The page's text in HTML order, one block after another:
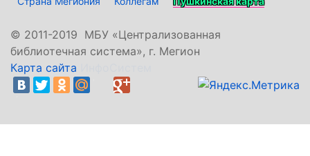
© 2011-2019 МБУ «Централизованная
библиотечная система», г. Мегион
Карта сайта